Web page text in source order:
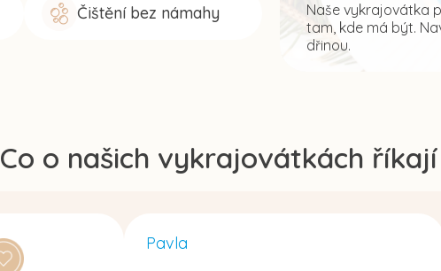
Čištění bez námahy
Naše vykrajovátka
tam, kde má být.
dřinou.
Co o našich vykrajovátkách říkají
Pavla